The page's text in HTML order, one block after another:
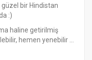
bir Hindistan
:)
haline getirilmiş
hemen yenebilir ...